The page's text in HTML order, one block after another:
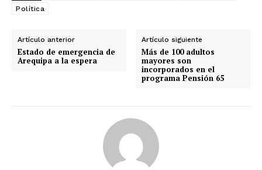
Política
Artículo anterior
Estado de emergencia de
Arequipa a la espera
Artículo siguiente
Más de 100 adultos
mayores son
incorporados en el
programa Pensión 65